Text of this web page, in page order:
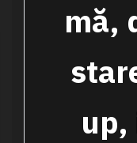
mă,
up,